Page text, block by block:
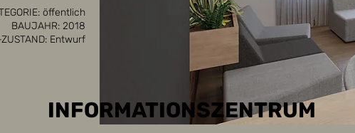
INFORMATIONSZENTRUM
öffentlich
BAUJAHR: 2018
ZUSTAND: Entwurf